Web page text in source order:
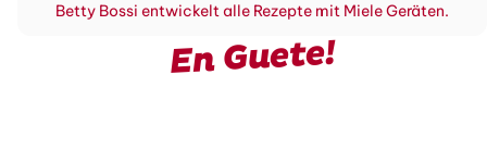
Betty Bossi entwickelt alle Rezepte mit Miele Geräten.
En Guete!